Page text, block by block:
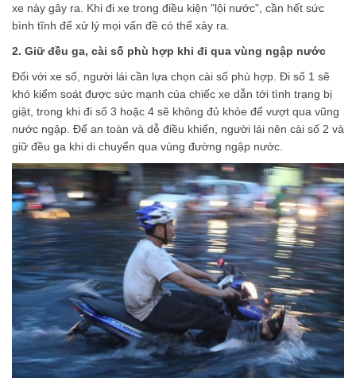
xe này gây ra. Khi đi xe trong điều kiện "lội nước", cần hết sức
bình tĩnh để xử lý mọi vấn đề có thể xảy ra.
2. Giữ đều ga, cài số phù hợp khi đi qua vùng ngập nước
Đối với xe số, người lái cần lựa chọn cài số phù hợp. Đi số 1 sẽ
khó kiểm soát được sức mạnh của chiếc xe dẫn tới tình trạng bị
giật, trong khi đi số 3 hoặc 4 sẽ không đủ khỏe để vượt qua vũng
nước ngập. Để an toàn và dễ điều khiển, người lái nên cài số 2 và
giữ đều ga khi di chuyển qua vùng đường ngập nước.